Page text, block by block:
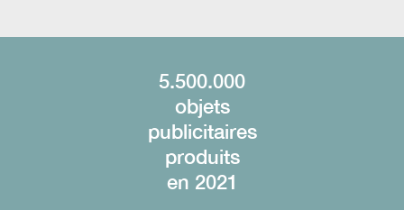
5.500.000
objets
publicitaires
produits
en 2021